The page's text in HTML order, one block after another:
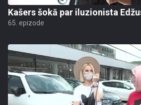
Kašers šokā par iluzionista
65. epizode